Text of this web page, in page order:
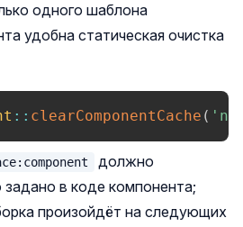
одного шаблона
удобна статическая очистка
:: clearComponentCache (
должно
в коде компонента;
произойдёт на следующих